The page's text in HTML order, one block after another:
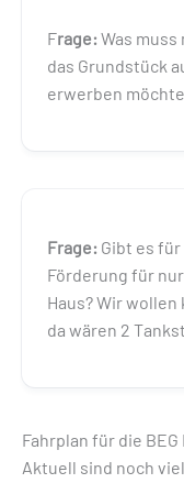
Frage: Was muss
das Grundstück
erwerben
Frage: Gibt es
Förderung für
Haus? Wir
da wären 2
Antwort:
Fahrplan für die
Aktuell sind noch